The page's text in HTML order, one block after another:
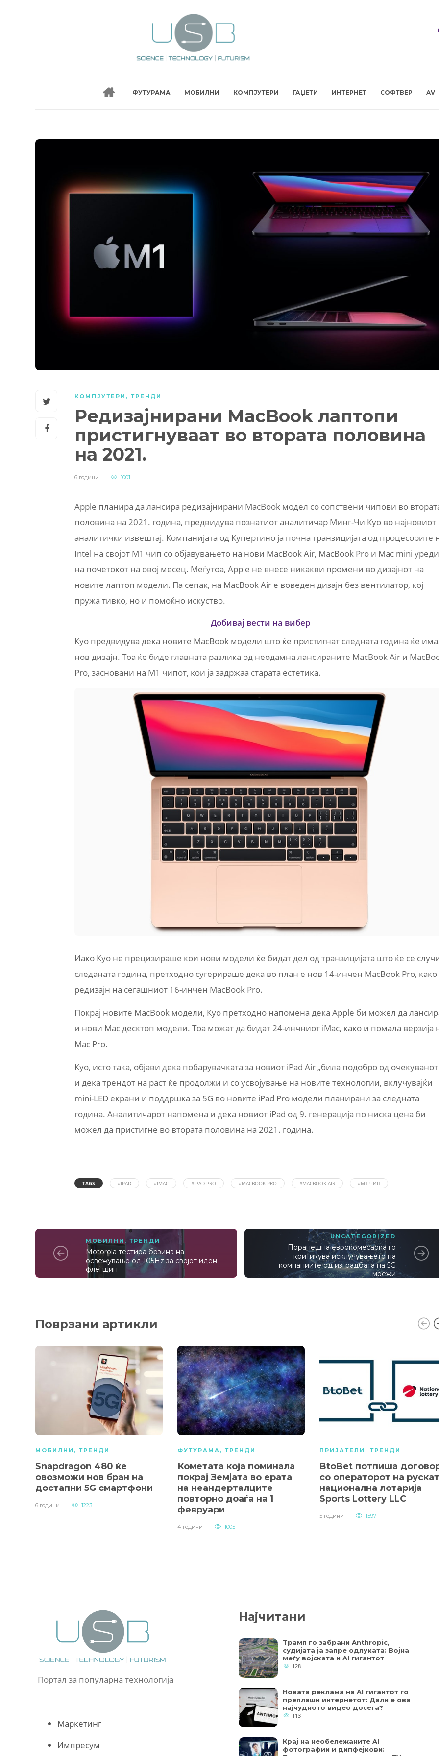
ФУТУРАМА МОБИЛНИ КОМПЈУТЕРИ ГАЏЕТИ ИНТЕРНЕТ СОФТВЕР AV
КОМПЈУТЕРИ , ТРЕНДИ
Редизајнирани MacBook лаптопи
пристигнуваат во втората половина
на 2021.
6 години 1001
Apple планира да лансира редизајнирани MacBook модел со сопствени чипови во
половина на 2021. година, предвидува познатиот аналитичар Минг-Чи Куо во најновиот
аналитички извештај. Компанијата од Купертино ја почна транзицијата од процесорите
Intel на својот M1 чип со објавувањето на нови MacBook Air, MacBook Pro и Mac mini уреди
на почетокот на овој месец. Меѓутоа, Apple не внесе никакви промени во дизајнот на
новите лаптоп модели. Па сепак, на MacBook Air е воведен дизајн без вентилатор, кој
пружа тивко, но и помоќно искуство.
Добивај вести на вибер
Куо предвидува дека новите MacBook модели што ќе пристигнат следната година ќе
нов дизајн. Тоа ќе биде главната разлика од неодамна лансираните MacBook Air и
Pro, засновани на M1 чипот, кои ја задржаа старата естетика.
Иако Куо не прецизираше кои нови модели ќе бидат дел од транзицијата што ќе се
следаната година, претходно сугерираше дека во план е нов 14-инчен MacBook Pro, како
редизајн на сегашниот 16-инчен MacBook Pro.
Покрај новите MacBook модели, Куо претходно напомена дека Apple би можел да
и нови Mac десктоп модели. Тоа можат да бидат 24-инчниот iMac, како и помала верзија
Mac Pro.
Куо, исто така, објави дека побарувачката за новиот iPad Air „била подобро од
и дека трендот на раст ќе продолжи и со усвојување на новите технологии, вклучувајќи
mini-LED екрани и поддршка за 5G во новите iPad Pro модели планирани за следната
година. Аналитичарот напомена и дека новиот iPad од 9. генерација по ниска цена би
можел да пристигне во втората половина на 2021. година.
TAGS #IPAD #IMAC #IPAD PRO #MACBOOK PRO #MACBOOK AIR #M1 ЧИП
МОБИЛНИ ,ТРЕНДИ
Motorola тестира брзина на
освежување од 105Hz за својот иден
флегшип
UNCATEGORIZED
Поранешна еврокомесарка го
критикува исклучувањето на
компаниите од изградбата на 5G
мрежи
Поврзани артикли
МОБИЛНИ , ТРЕНДИ
Snapdragon 480 ќе
овозможи нов бран на
достапни 5G смартфони
6 години 1223
ФУТУРАМА , ТРЕНДИ
Кометата која поминала
покрај Земјата во ерата
на неандерталците
повторно доаѓа на 1
февруари
4 години 1005
ПРИЈАТЕЛИ , ТРЕНДИ
BtoBet потпиша
со операторот на
национална лотарија
Sports Lottery LLC
5 години 1597
Портал за популарна технологија
Маркетинг
Импресум
Најчитани
Трамп го забрани Anthropic,
судијата ја запре одлуката: Војна
меѓу војската и AI гигантот
128
Новата реклама на AI гигантот го
преплаши интернетот: Дали е ова
најчудното видео досега?
113
Крај на необележаните AI
фотографии и дипфејкови: